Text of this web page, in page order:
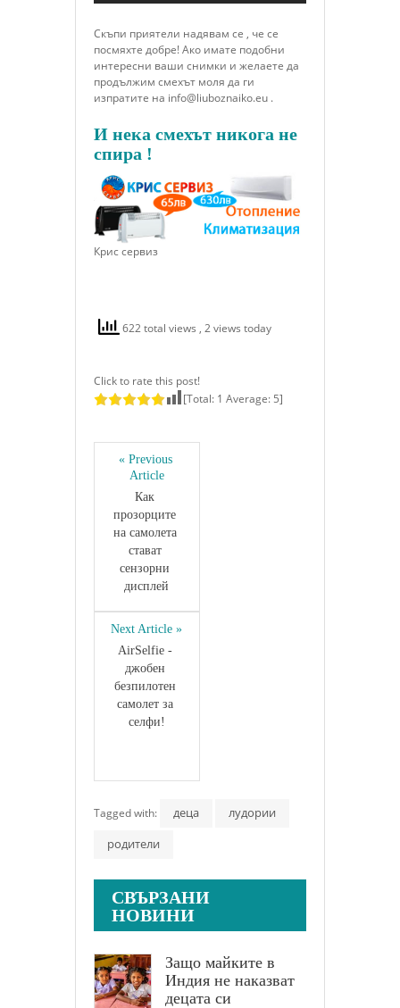
Скъпи приятели надявам се , че се
посмяхте добре! Ако имате подобни
интересни ваши снимки и желаете да
продължим смехът моля да ги
изпратите на info@liuboznaiko.eu .
И нека смехът никога не
спира !
Крис сервиз
622 total views , 2 views today
Click to rate this post!
[Total: 1 Average: 5]
« Previous
Article
Как
прозорците
на самолета
стават
сензорни
дисплей
Next Article »
AirSelfie -
джобен
безпилотен
самолет за
селфи!
Tagged with: деца
лудории
родители
СВЪРЗАНИ
НОВИНИ
Защо майките в
Индия не наказват
децата си